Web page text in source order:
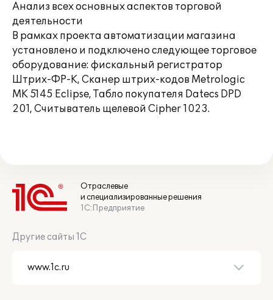
Анализ всех основных аспектов торговой
деятельности
В рамках проекта автоматизации магазина
установлено и подключено следующее торговое
оборудование: фискальный регистратор
Штрих-ФР-К, Сканер штрих-кодов Metrologic
MK 5145 Eclipse, Табло покупателя Datecs DPD
201, Считыватель щелевой Cipher 1023.
Отраслевые
и специализированные решения
1С:Предприятие
Другие сайты 1С